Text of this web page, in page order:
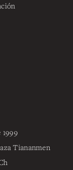
Tiananmen